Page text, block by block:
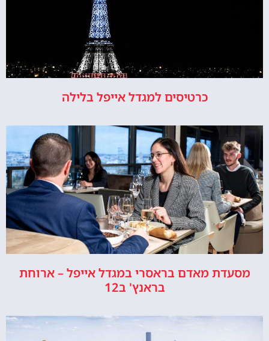
כרטיסים למגדל אייפל בלילה
מסעדת מאדם בראסרי במגדל אייפל – ארוחת
בראנץ' ב12